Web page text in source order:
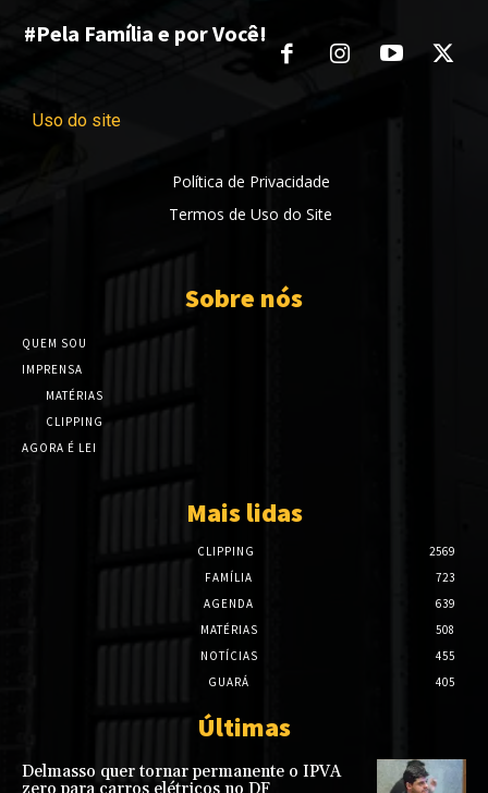
#Pela Família e por Você!
Uso do site
Política de Privacidade
Termos de Uso do Site
Sobre nós
QUEM SOU
IMPRENSA
MATÉRIAS
CLIPPING
AGORA É LEI
Mais lidas
CLIPPING
2569
FAMÍLIA
723
AGENDA
639
MATÉRIAS
508
NOTÍCIAS
455
GUARÁ
405
Últimas
Delmasso quer tornar permanente o IPVA